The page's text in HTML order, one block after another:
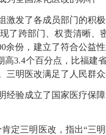
发了各成员部门的积
跨部门、权责清晰、
份，建立了符合公益
3.4个百分点，比福建
明医改满足了人民群
验成立了国家医疗保
三明医改，指出“三